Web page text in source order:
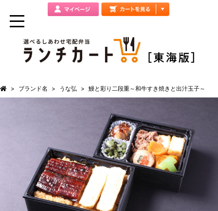
ブランド名 うな弘 鰻と彩り二段重～和牛すき焼きと出汁玉子～